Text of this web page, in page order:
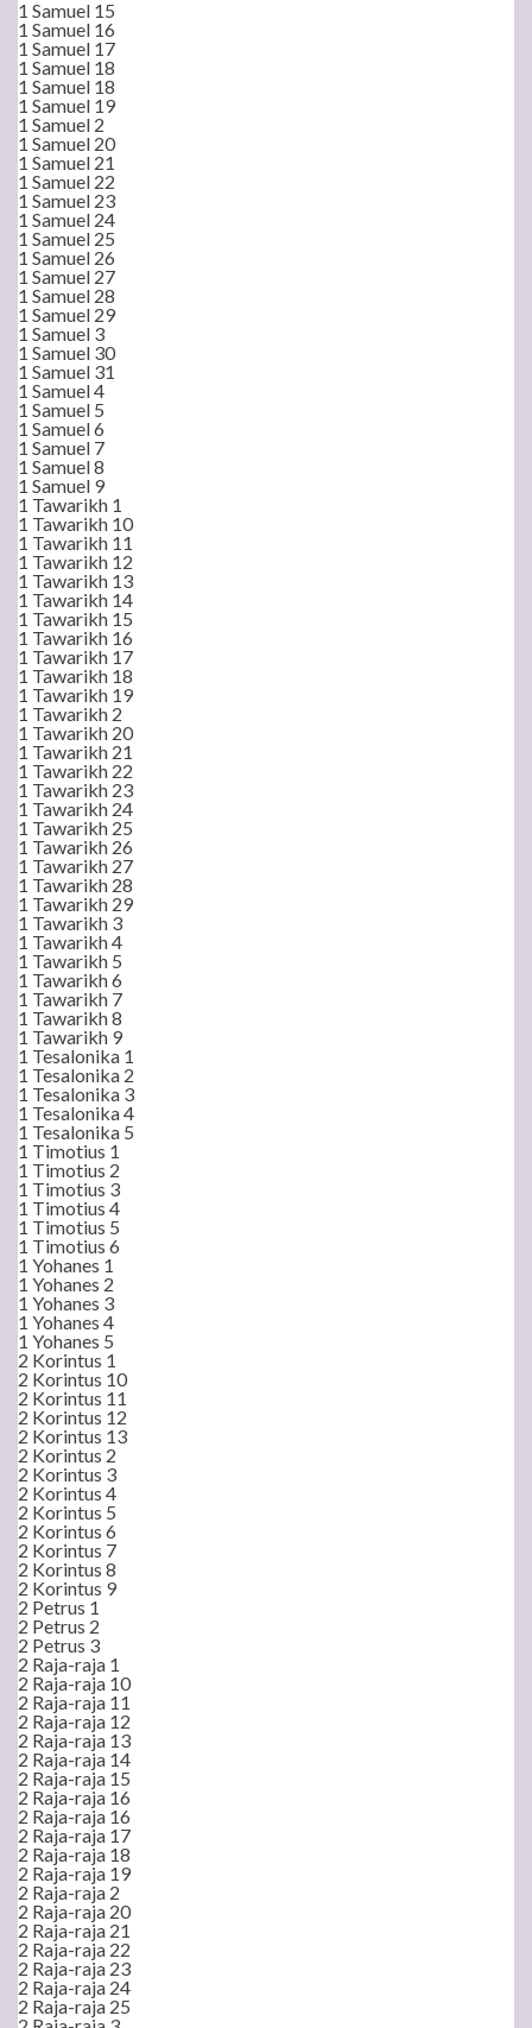
1 Samuel 15
1 Samuel 16
1 Samuel 17
1 Samuel 18
1 Samuel 18
1 Samuel 19
1 Samuel 2
1 Samuel 20
1 Samuel 21
1 Samuel 22
1 Samuel 23
1 Samuel 24
1 Samuel 25
1 Samuel 26
1 Samuel 27
1 Samuel 28
1 Samuel 29
1 Samuel 3
1 Samuel 30
1 Samuel 31
1 Samuel 4
1 Samuel 5
1 Samuel 6
1 Samuel 7
1 Samuel 8
1 Samuel 9
1 Tawarikh 1
1 Tawarikh 10
1 Tawarikh 11
1 Tawarikh 12
1 Tawarikh 13
1 Tawarikh 14
1 Tawarikh 15
1 Tawarikh 16
1 Tawarikh 17
1 Tawarikh 18
1 Tawarikh 19
1 Tawarikh 2
1 Tawarikh 20
1 Tawarikh 21
1 Tawarikh 22
1 Tawarikh 23
1 Tawarikh 24
1 Tawarikh 25
1 Tawarikh 26
1 Tawarikh 27
1 Tawarikh 28
1 Tawarikh 29
1 Tawarikh 3
1 Tawarikh 4
1 Tawarikh 5
1 Tawarikh 6
1 Tawarikh 7
1 Tawarikh 8
1 Tawarikh 9
1 Tesalonika 1
1 Tesalonika 2
1 Tesalonika 3
1 Tesalonika 4
1 Tesalonika 5
1 Timotius 1
1 Timotius 2
1 Timotius 3
1 Timotius 4
1 Timotius 5
1 Timotius 6
1 Yohanes 1
1 Yohanes 2
1 Yohanes 3
1 Yohanes 4
1 Yohanes 5
2 Korintus 1
2 Korintus 10
2 Korintus 11
2 Korintus 12
2 Korintus 13
2 Korintus 2
2 Korintus 3
2 Korintus 4
2 Korintus 5
2 Korintus 6
2 Korintus 7
2 Korintus 8
2 Korintus 9
2 Petrus 1
2 Petrus 2
2 Petrus 3
2 Raja-raja 1
2 Raja-raja 10
2 Raja-raja 11
2 Raja-raja 12
2 Raja-raja 13
2 Raja-raja 14
2 Raja-raja 15
2 Raja-raja 16
2 Raja-raja 16
2 Raja-raja 17
2 Raja-raja 18
2 Raja-raja 19
2 Raja-raja 2
2 Raja-raja 20
2 Raja-raja 21
2 Raja-raja 22
2 Raja-raja 23
2 Raja-raja 24
2 Raja-raja 25